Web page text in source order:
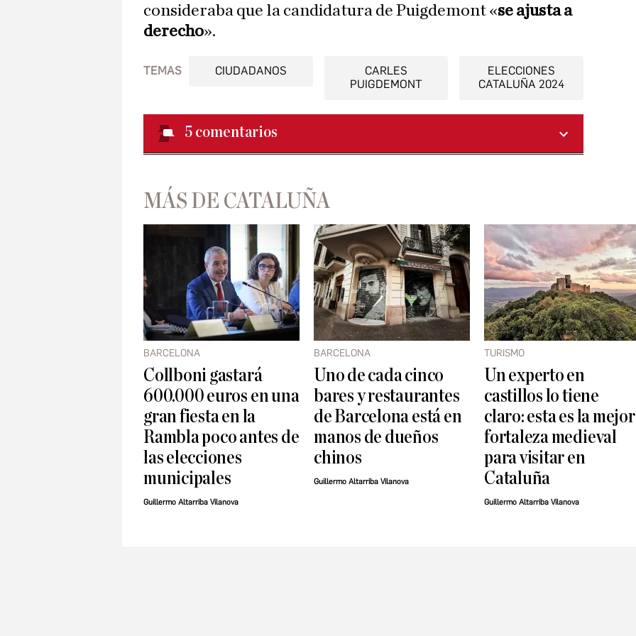
consideraba que la candidatura de Puigdemont «se ajusta a
derecho».
TEMAS CIUDADANOS
CARLES
PUIGDEMONT
ELECCIONES
CATALUÑA 2024
5 comentarios
MÁS DE CATALUÑA
BARCELONA
Collboni gastará
600.000 euros en una
gran fiesta en la
Rambla poco antes de
las elecciones
municipales
Guillermo Altarriba Vilanova
BARCELONA
Uno de cada cinco
bares y restaurantes
de Barcelona está en
manos de dueños
chinos
Guillermo Altarriba Vilanova
TURISMO
Un experto en
castillos lo tiene
claro: esta es la mejor
fortaleza medieval
para visitar en
Cataluña
Guillermo Altarriba Vilanova